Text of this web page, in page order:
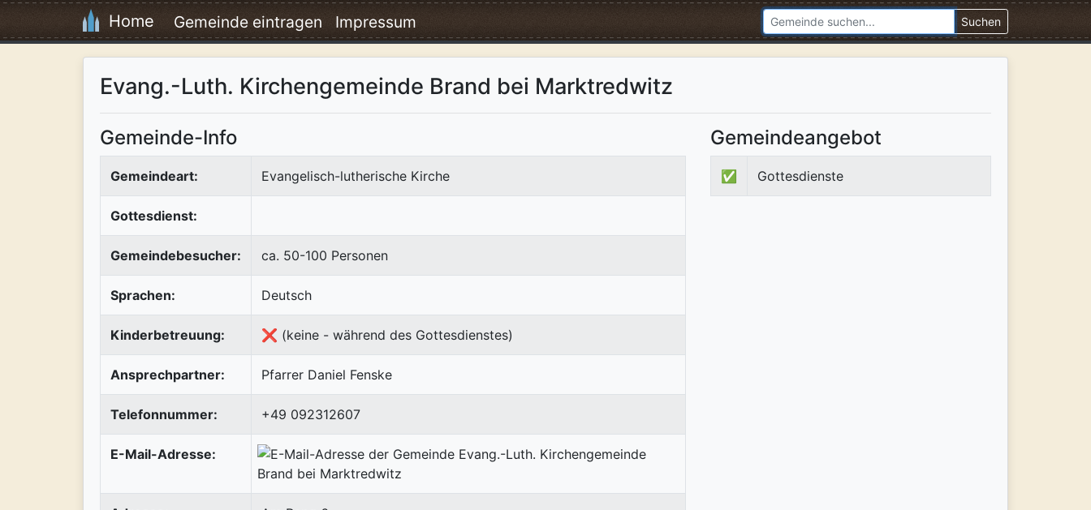
Home Gemeinde eintragen Impressum Suchen
Evang.-Luth. Kirchengemeinde Brand bei Marktredwitz
Gemeinde-Info
Gemeindeart: Evangelisch-lutherische Kirche
Gottesdienst:
Gemeindebesucher: ca. 50-100 Personen
Sprachen: Deutsch
Kinderbetreuung: ❌ (keine - während des Gottesdienstes)
Ansprechpartner: Pfarrer Daniel Fenske
Telefonnummer: +49 092312607
E-Mail-Adresse:
Gemeindeangebot
✅ Gottesdienste